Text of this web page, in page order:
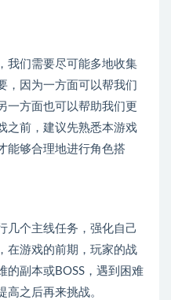
我们需要尽可能多地收集
，因为一方面可以帮我们
一方面也可以帮助我们更
之前，建议先熟悉本游戏
能够合理地进行角色搭
几个主线任务，强化自己
在游戏的前期，玩家的战
的副本或BOSS，遇到困难
高之后再来挑战。